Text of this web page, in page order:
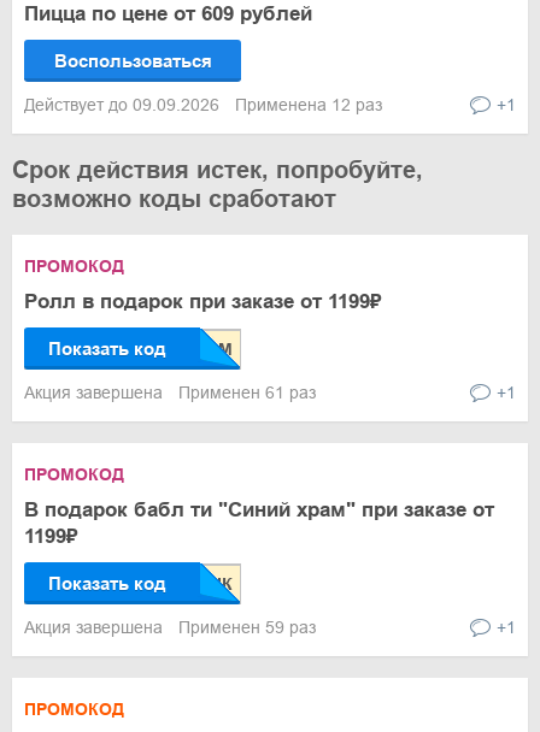
Пицца по цене от 609 рублей
Воспользоваться
Действует до 09.09.2026 Применена 12 раз +1
Срок действия истек, попробуйте,
возможно коды сработают
ПРОМОКОД
Ролл в подарок при заказе от 1199₽
Показать код
Акция завершена Применен 61 раз +1
ПРОМОКОД
В подарок бабл ти "Синий храм" при заказе от
1199₽
Показать код
Акция завершена Применен 59 раз +1
ПРОМОКОД